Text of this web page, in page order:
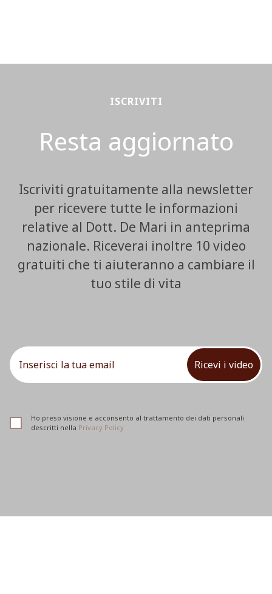
ISCRIVITI
Resta aggiornato
Iscriviti gratuitamente alla newsletter
per ricevere tutte le informazioni
relative al Dott. De Mari in anteprima
nazionale. Riceverai inoltre 10 video
gratuiti che ti aiuteranno a cambiare il
tuo stile di vita
Ricevi i video
Ho preso visione e acconsento al trattamento dei dati personali
descritti nella Privacy Policy